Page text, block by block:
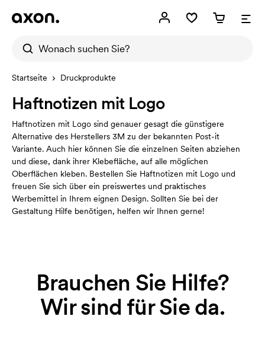
Startseite Druckprodukte
Haftnotizen mit Logo
Haftnotizen mit Logo sind genauer gesagt die günstigere
Alternative des Herstellers 3M zu der bekannten Post-it
Variante. Auch hier können Sie die einzelnen Seiten abziehen
und diese, dank ihrer Klebefläche, auf alle möglichen
Oberflächen kleben. Bestellen Sie Haftnotizen mit Logo und
freuen Sie sich über ein preiswertes und praktisches
Werbemittel in Ihrem eignen Design. Sollten Sie bei der
Gestaltung Hilfe benötigen, helfen wir Ihnen gerne!
Brauchen Sie Hilfe?
Wir sind für Sie da.